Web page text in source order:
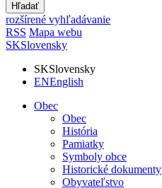
Hľadať
rozšírené vyhľadávanie
RSS Mapa webu
SKSlovensky
SKSlovensky
ENEnglish
Obec
Obec
História
Pamiatky
Symboly obce
Historické dokumenty
Obyvateľstvo